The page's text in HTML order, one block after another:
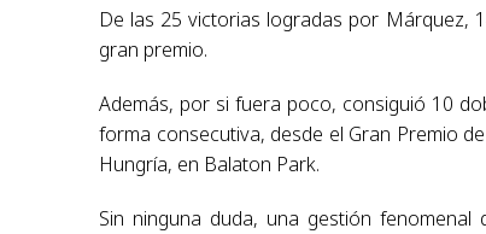
De las 25 victorias logradas por Márquez,
gran premio.
Además, por si fuera poco, consiguió 10
forma consecutiva, desde el Gran Premio
Hungría, en Balaton Park.
Sin ninguna duda, una gestión